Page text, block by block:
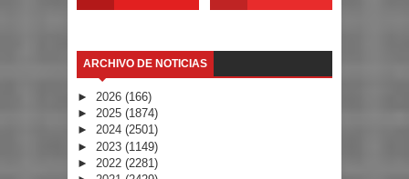
ARCHIVO DE NOTICIAS
► 2026 (166)
► 2025 (1874)
► 2024 (2501)
► 2023 (1149)
► 2022 (2281)